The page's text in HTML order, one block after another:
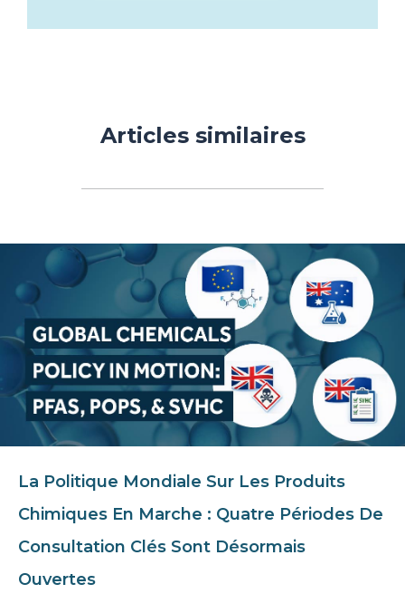
Articles similaires
La Politique Mondiale Sur Les Produits
Chimiques En Marche : Quatre Périodes De
Consultation Clés Sont Désormais
Ouvertes